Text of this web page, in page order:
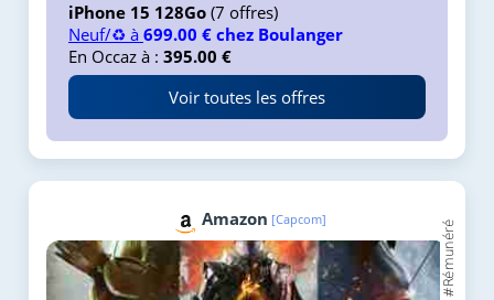
iPhone 15 128Go (7 offres)
Neuf/♻️ à 699.00 € chez Boulanger
En Occaz à : 395.00 €
Voir toutes les offres
Amazon [Capcom]